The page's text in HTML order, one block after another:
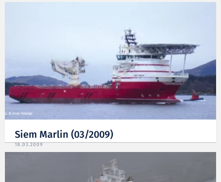
Siem Marlin (03/2009)
18.03.2009